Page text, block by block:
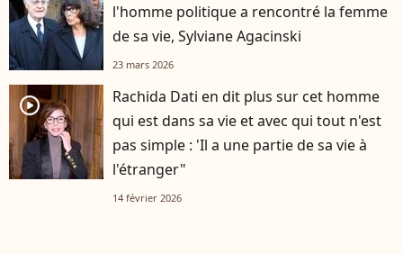
l'homme politique a rencontré la femme
de sa vie, Sylviane Agacinski
23 mars 2026
player2
Rachida Dati en dit plus sur cet homme
qui est dans sa vie et avec qui tout n'est
pas simple : 'Il a une partie de sa vie à
l'étranger"
14 février 2026